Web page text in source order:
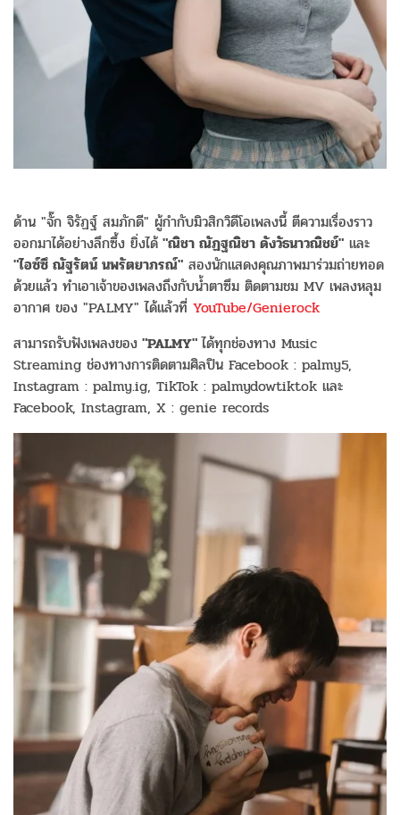
ด้าน "จั๊ก จิรัฏฐ์ สมภักดี" ผู้กำกับมิวสิกวิดีโอเพลงนี้ ตีความเรื่องราว
ออกมาได้อย่างลึกซึ้ง ยิ่งได้ "ณิชา ณัฏฐณิชา ดังวัธนาวณิชย์" และ
"ไอซ์ซึ ณัฐรัตน์ นพรัตยาภรณ์" สองนักแสดงคุณภาพมาร่วมถ่ายทอด
ด้วยเเล้ว ทำเอาเจ้าของเพลงถึงกับน้ำตาซึม ติดตามชม MV เพลงหลุม
อากาศ ของ "PALMY" ได้แล้วที่ YouTube/Genierock
สามารถรับฟังเพลงของ "PALMY"ได้ทุกช่องทาง Music
Streaming ช่องทางการติดตามศิลปิน Facebook : palmy5,
Instagram : palmy.ig, TikTok : palmydowtiktok และ
Facebook, Instagram, X : genie records